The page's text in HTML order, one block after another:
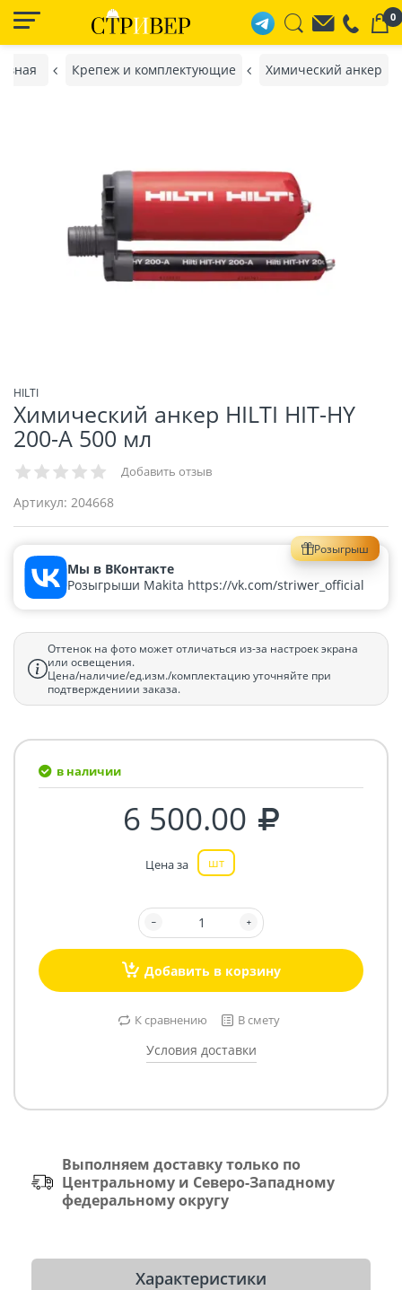
0
Крепеж и комплектующие Химический анкер
HILTI
Химический анкер HILTI HIT-HY
200-A 500 мл
Добавить отзыв
Артикул: 204668
Розыгрыш
Мы в ВКонтакте
Розыгрыши Makita https://vk.com/striwer_official
Оттенок на фото может отличаться из-за настроек экрана
или освещения.
Цена/наличие/ед.изм./комплектацию уточняйте при
подтверждениии заказа.
в наличии
6 500.00
Цена за шт
Добавить в корзину
К сравнению В смету
Условия доставки
Выполняем доставку только по
Центральному и Северо-Западному
федеральному округу
Характеристики